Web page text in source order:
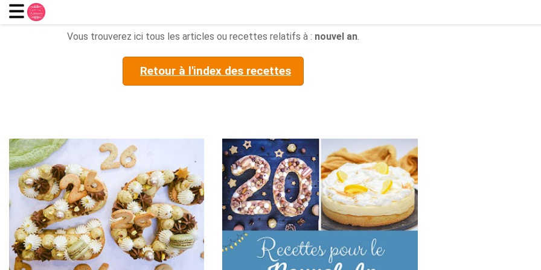
Vous trouverez ici tous les articles ou recettes relatifs à : nouvel an
Retour à l'index des recettes